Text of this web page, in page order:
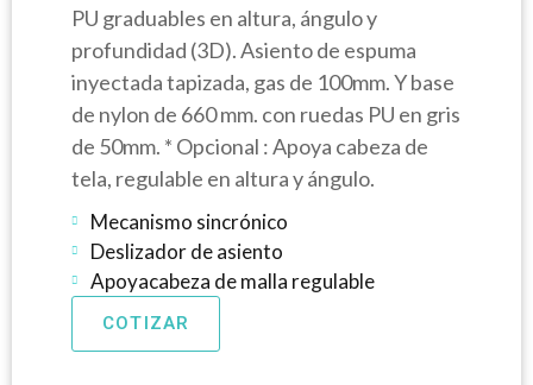
PU graduables en altura, ángulo y
profundidad (3D). Asiento de espuma
inyectada tapizada, gas de 100mm. Y base
de nylon de 660 mm. con ruedas PU en gris
de 50mm. * Opcional : Apoya cabeza de
tela, regulable en altura y ángulo.
Mecanismo sincrónico
Deslizador de asiento
Apoyacabeza de malla regulable
COTIZAR